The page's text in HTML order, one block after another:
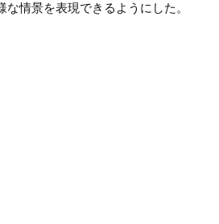
情景を表現できるようにした。